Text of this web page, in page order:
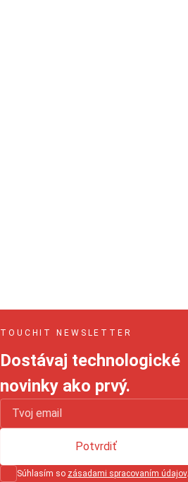
TOUCHIT NEWSLETTER
Dostávaj technologické
novinky ako prvý.
Súhlasím so zásadami spracovaním údajov.
Potvrdiť